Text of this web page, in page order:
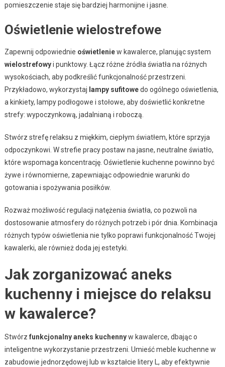
pomieszczenie staje się bardziej harmonijne i jasne.
Oświetlenie wielostrefowe
Zapewnij odpowiednie oświetleniew kawalerce, planując system
wielostrefowyi punktowy. Łącz różne źródła światła na różnych
wysokościach, aby podkreślić funkcjonalność przestrzeni.
Przykładowo, wykorzystaj lampy sufitowedo ogólnego oświetlenia,
a kinkiety, lampy podłogowe i stołowe, aby doświetlić konkretne
strefy: wypoczynkową, jadalnianą i roboczą.
Stwórz strefę relaksu z miękkim, ciepłym światłem, które sprzyja
odpoczynkowi. W strefie pracy postaw na jasne, neutralne światło,
które wspomaga koncentrację. Oświetlenie kuchenne powinno być
żywe i równomierne, zapewniając odpowiednie warunki do
gotowania i spożywania posiłków.
Rozważ możliwość regulacji natężenia światła, co pozwoli na
dostosowanie atmosfery do różnych potrzeb i pór dnia. Kombinacja
różnych typów oświetlenia nie tylko poprawi funkcjonalność Twojej
kawalerki, ale również doda jej estetyki.
Jak zorganizować aneks
kuchenny i miejsce do relaksu
w kawalerce?
Stwórz funkcjonalny aneks kuchennyw kawalerce, dbając o
inteligentne wykorzystanie przestrzeni. Umieść meble kuchenne w
zabudowie jednorzędowej lub w kształcie litery L, aby efektywnie